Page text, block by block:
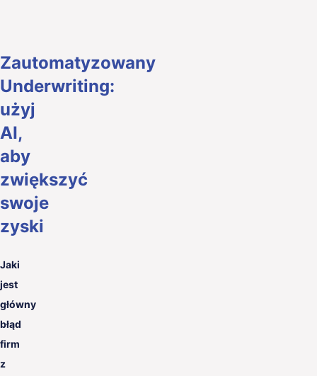
Zautomatyzowany
Underwriting:
użyj
AI,
aby
zwiększyć
swoje
zyski
Jaki
jest
główny
błąd
firm
z